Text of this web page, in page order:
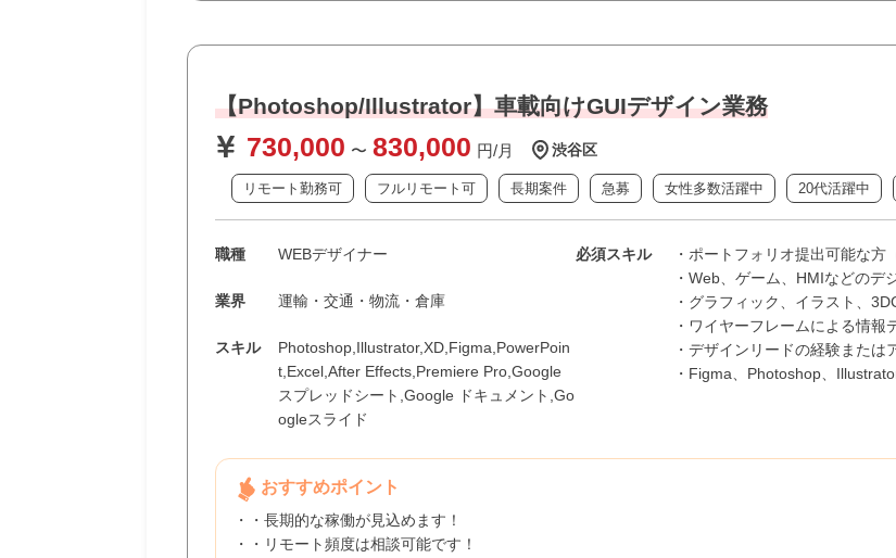
【Photoshop/Illustrator】車載向けGUIデザイン業務
730,000 〜 830,000 円/月 渋谷区
リモート勤務可 フルリモート可 長期案件 急募 女性多数活躍中 20代活躍中
職種 WEBデザイナー
業界 運輸・交通・物流・倉庫
スキル
Photoshop,Illustrator,XD,Figma,PowerPoin
t,Excel,After Effects,Premiere Pro,Google
スプレッドシート,Google ドキュメント,Go
ogleスライド
必須スキル
・ポートフォリオ提出可能な方
・Web、ゲーム、HMIなどのデ
・グラフィック、イラスト、
・ワイヤーフレームによる情報
・デザインリードの経験また
・Figma、Photoshop、
おすすめポイント
・・長期的な稼働が見込めます！
・・リモート頻度は相談可能です！